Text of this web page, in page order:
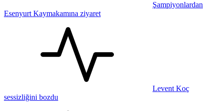
Şampiyonlardan
Esenyurt Kaymakamına ziyaret
Levent Koç
sessizliğini bozdu